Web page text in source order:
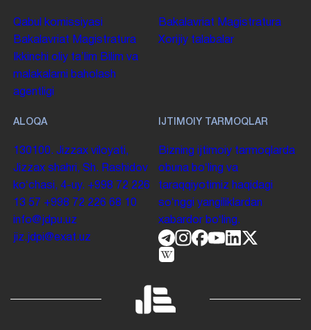
Qabul komissiyasi
Bakalavriat Magistratura
Ikkinchi oliy taʼlim Bilim va
malakalarni baholash
agentligi
Bakalavriat Magistratura
Xorijiy talabalar
ALOQA
130100. Jizzax viloyati,
Jizzax shahri, Sh. Rashidov
koʻchasi, 4-uy. +998 72 226
13 57 +998 72 226 68 10
info@jdpu.uz
jiz.jdpi@exat.uz
IJTIMOIY TARMOQLAR
Bizning ijtimoiy tarmoqlarda
obuna boʻling va
taraqqiyotimiz haqidagi
soʻnggi yangiliklardan
xabardor boʻling.